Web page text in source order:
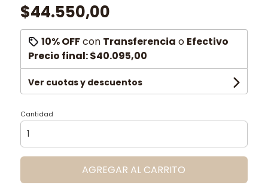
$44.550,00
10% OFFcon Transferencia o Efectivo
Precio final:$40.095,00
Ver cuotas y descuentos
Cantidad
AGREGAR AL CARRITO